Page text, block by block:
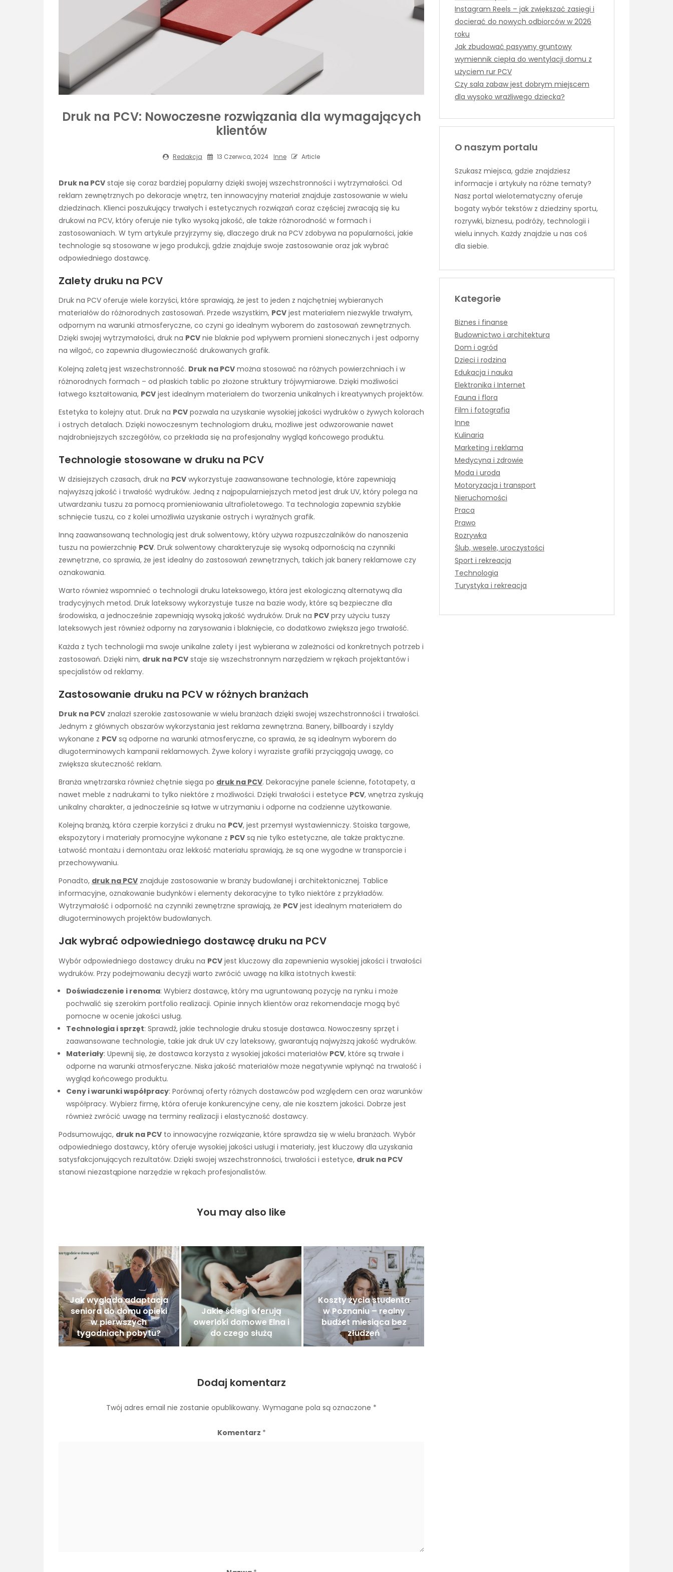
Druk na PCV: Nowoczesne rozwiązania dla wymagających
klientów
Redakcja 13 Czerwca, 2024 Inne Article
Druk na PCV staje się coraz bardziej popularny dzięki swojej wszechstronności i wytrzymałości. Od
reklam zewnętrznych po dekoracje wnętrz, ten innowacyjny materiał znajduje zastosowanie w wielu
dziedzinach. Klienci poszukujący trwałych i estetycznych rozwiązań coraz częściej zwracają się ku
drukowi na PCV, który oferuje nie tylko wysoką jakość, ale także różnorodność w formach i
zastosowaniach. W tym artykule przyjrzymy się, dlaczego druk na PCV zdobywa na popularności, jakie
technologie są stosowane w jego produkcji, gdzie znajduje swoje zastosowanie oraz jak wybrać
odpowiedniego dostawcę.
Zalety druku na PCV
Druk na PCV oferuje wiele korzyści, które sprawiają, że jest to jeden z najchętniej wybieranych
materiałów do różnorodnych zastosowań. Przede wszystkim, PCV jest materiałem niezwykle trwałym,
odpornym na warunki atmosferyczne, co czyni go idealnym wyborem do zastosowań zewnętrznych.
Dzięki swojej wytrzymałości, druk na PCV nie blaknie pod wpływem promieni słonecznych i jest odporny
na wilgoć, co zapewnia długowieczność drukowanych grafik.
Kolejną zaletą jest wszechstronność. Druk na PCV można stosować na różnych powierzchniach i w
różnorodnych formach – od płaskich tablic po złożone struktury trójwymiarowe. Dzięki możliwości
łatwego kształtowania, PCV jest idealnym materiałem do tworzenia unikalnych i kreatywnych projektów.
Estetyka to kolejny atut. Druk na PCV pozwala na uzyskanie wysokiej jakości wydruków o żywych kolorach
i ostrych detalach. Dzięki nowoczesnym technologiom druku, możliwe jest odwzorowanie nawet
najdrobniejszych szczegółów, co przekłada się na profesjonalny wygląd końcowego produktu.
Technologie stosowane w druku na PCV
W dzisiejszych czasach, druk na PCV wykorzystuje zaawansowane technologie, które zapewniają
najwyższą jakość i trwałość wydruków. Jedną z najpopularniejszych metod jest druk UV, który polega na
utwardzaniu tuszu za pomocą promieniowania ultrafioletowego. Ta technologia zapewnia szybkie
schnięcie tuszu, co z kolei umożliwia uzyskanie ostrych i wyraźnych grafik.
Inną zaawansowaną technologią jest druk solwentowy, który używa rozpuszczalników do nanoszenia
tuszu na powierzchnię PCV. Druk solwentowy charakteryzuje się wysoką odpornością na czynniki
zewnętrzne, co sprawia, że jest idealny do zastosowań zewnętrznych, takich jak banery reklamowe czy
oznakowania.
Warto również wspomnieć o technologii druku lateksowego, która jest ekologiczną alternatywą dla
tradycyjnych metod. Druk lateksowy wykorzystuje tusze na bazie wody, które są bezpieczne dla
środowiska, a jednocześnie zapewniają wysoką jakość wydruków. Druk na PCV przy użyciu tuszy
lateksowych jest również odporny na zarysowania i blaknięcie, co dodatkowo zwiększa jego trwałość.
Każda z tych technologii ma swoje unikalne zalety i jest wybierana w zależności od konkretnych potrzeb i
zastosowań. Dzięki nim, druk na PCV staje się wszechstronnym narzędziem w rękach projektantów i
specjalistów od reklamy.
Zastosowanie druku na PCV w różnych branżach
Druk na PCV znalazł szerokie zastosowanie w wielu branżach dzięki swojej wszechstronności i trwałości.
Jednym z głównych obszarów wykorzystania jest reklama zewnętrzna. Banery, billboardy i szyldy
wykonane z PCV są odporne na warunki atmosferyczne, co sprawia, że są idealnym wyborem do
długoterminowych kampanii reklamowych. Żywe kolory i wyraziste grafiki przyciągają uwagę, co
zwiększa skuteczność reklam.
Branża wnętrzarska również chętnie sięga po druk na PCV. Dekoracyjne panele ścienne, fototapety, a
nawet meble z nadrukami to tylko niektóre z możliwości. Dzięki trwałości i estetyce PCV, wnętrza zyskują
unikalny charakter, a jednocześnie są łatwe w utrzymaniu i odporne na codzienne użytkowanie.
Kolejną branżą, która czerpie korzyści z druku na PCV, jest przemysł wystawienniczy. Stoiska targowe,
ekspozytory i materiały promocyjne wykonane z PCV są nie tylko estetyczne, ale także praktyczne.
Łatwość montażu i demontażu oraz lekkość materiału sprawiają, że są one wygodne w transporcie i
przechowywaniu.
Ponadto, druk na PCV znajduje zastosowanie w branży budowlanej i architektonicznej. Tablice
informacyjne, oznakowanie budynków i elementy dekoracyjne to tylko niektóre z przykładów.
Wytrzymałość i odporność na czynniki zewnętrzne sprawiają, że PCV jest idealnym materiałem do
długoterminowych projektów budowlanych.
Jak wybrać odpowiedniego dostawcę druku na PCV
Wybór odpowiedniego dostawcy druku na PCV jest kluczowy dla zapewnienia wysokiej jakości i trwałości
wydruków. Przy podejmowaniu decyzji warto zwrócić uwagę na kilka istotnych kwestii:
Doświadczenie i renoma: Wybierz dostawcę, który ma ugruntowaną pozycję na rynku i może
pochwalić się szerokim portfolio realizacji. Opinie innych klientów oraz rekomendacje mogą być
pomocne w ocenie jakości usług.
Technologia i sprzęt: Sprawdź, jakie technologie druku stosuje dostawca. Nowoczesny sprzęt i
zaawansowane technologie, takie jak druk UV czy lateksowy, gwarantują najwyższą jakość wydruków.
Materiały: Upewnij się, że dostawca korzysta z wysokiej jakości materiałów PCV, które są trwałe i
odporne na warunki atmosferyczne. Niska jakość materiałów może negatywnie wpłynąć na trwałość i
wygląd końcowego produktu.
Ceny i warunki współpracy: Porównaj oferty różnych dostawców pod względem cen oraz warunków
współpracy. Wybierz firmę, która oferuje konkurencyjne ceny, ale nie kosztem jakości. Dobrze jest
również zwrócić uwagę na terminy realizacji i elastyczność dostawcy.
Podsumowując, druk na PCV to innowacyjne rozwiązanie, które sprawdza się w wielu branżach. Wybór
odpowiedniego dostawcy, który oferuje wysokiej jakości usługi i materiały, jest kluczowy dla uzyskania
satysfakcjonujących rezultatów. Dzięki swojej wszechstronności, trwałości i estetyce, druk na PCV
stanowi niezastąpione narzędzie w rękach profesjonalistów.
You may also like
Jak wygląda adaptacja
seniora do domu opieki
w pierwszych
tygodniach pobytu?
Jakie ściegi oferują
owerloki domowe Elna i
do czego służą
Koszty życia studenta
w Poznaniu – realny
budżet miesiąca bez
złudzeń
Dodaj komentarz
Twój adres email nie zostanie opublikowany. Wymagane pola są oznaczone *
Komentarz *
Instagram Reels – jak zwiększać zasięgi i
docierać do nowych odbiorców w 2026
roku
Jak zbudować pasywny gruntowy
wymiennik ciepła do wentylacji domu z
użyciem rur PCV
Czy sala zabaw jest dobrym miejscem
dla wysoko wrażliwego dziecka?
O naszym portalu
Szukasz miejsca, gdzie znajdziesz
informacje i artykuły na różne tematy?
Nasz portal wielotematyczny oferuje
bogaty wybór tekstów z dziedziny sportu,
rozrywki, biznesu, podróży, technologii i
wielu innych. Każdy znajdzie u nas coś
dla siebie.
Kategorie
Biznes i finanse
Budownictwo i architektura
Dom i ogród
Dzieci i rodzina
Edukacja i nauka
Elektronika i Internet
Fauna i flora
Film i fotografia
Inne
Kulinaria
Marketing i reklama
Medycyna i zdrowie
Moda i uroda
Motoryzacja i transport
Nieruchomości
Praca
Prawo
Rozrywka
Ślub, wesele, uroczystości
Sport i rekreacja
Technologia
Turystyka i rekreacja